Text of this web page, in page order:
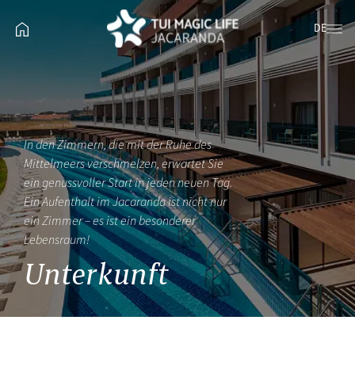
DE
In den Zimmern, die mit der Ruhe des
Mittelmeers verschmelzen, erwartet Sie
ein genussvoller Start in jeden neuen Tag.
Ein Aufenthalt im Jacaranda ist nicht nur
ein Zimmer – es ist ein besonderer
Lebensraum!
Unterkunft